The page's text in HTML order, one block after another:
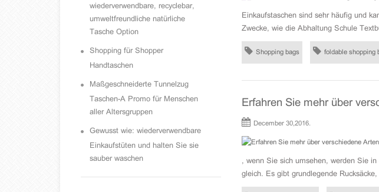
wiederverwendbare, recyclebar,
umweltfreundliche natürliche
Tasche Option
Shopping für Shopper
Handtaschen
Maßgeschneiderte Tunnelzug
Taschen-A Promo für Menschen
aller Altersgruppen
Gewusst wie: wiederverwendbare
Einkaufstüten und halten Sie sie
sauber waschen
Einkaufstaschen sind sehr häufig und
Zwecke, wie die Abhaltung Schule
Shopping bags foldable shopping
Erfahren Sie mehr über
December 30,2016.
, wenn Sie sich umsehen, werden Sie
gleich. Es gibt grundlegende